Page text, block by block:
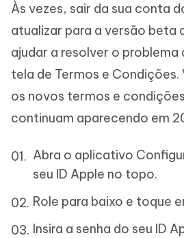
Às vezes, sair da sua conta
atualizar para a versão beta
ajudar a resolver o
tela de Termos e
os novos termos e
continuam aparecendo em
Abra o aplicativo
seu ID Apple no topo.
Role para baixo e toque
Insira a senha do seu ID